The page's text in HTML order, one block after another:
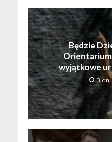
Będzie
Orientarium
wyjątkowe
3 dni